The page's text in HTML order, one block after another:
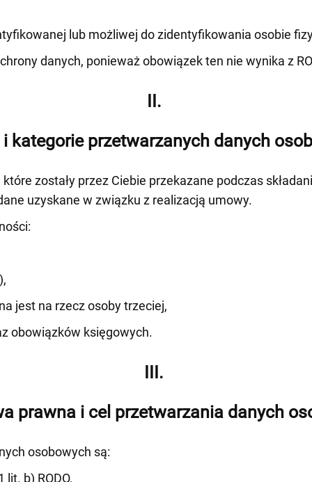
lub możliwej do zidentyfikowania osobie
danych, ponieważ obowiązek ten nie wynika z
II.
i kategorie przetwarzanych danych
zostały przez Ciebie przekazane podczas
uzyskane w związku z realizacją umowy.
jest na rzecz osoby trzeciej,
obowiązków księgowych.
III.
prawna i cel przetwarzania danych
osobowych są:
b) RODO,